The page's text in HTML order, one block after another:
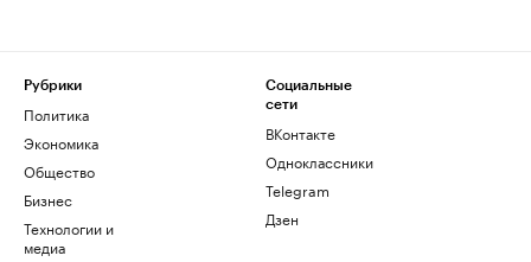
Рубрики
Политика
Экономика
Общество
Бизнес
Технологии и
медиа
Социальные
сети
ВКонтакте
Одноклассники
Telegram
Дзен